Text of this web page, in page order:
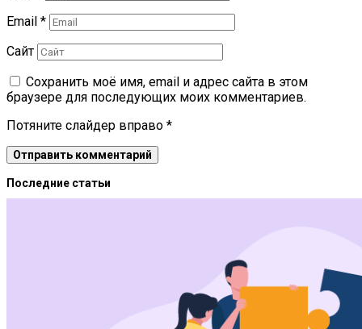
Email *
Сайт
Сохранить моё имя, email и адрес сайта в этом
браузере для последующих моих комментариев.
Потяните слайдер вправо *
Последние статьи